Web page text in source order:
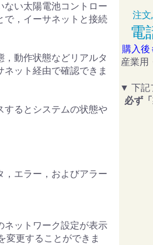
ない太陽電池コントロー
で，イーサネットと接続
動作状態などリアルタ
ット経由で確認できま
するとシステムの状態や
，エラー，およびアラー
ネットワーク設定が表示
変更することができま
注文
電
購入後
産業用
▼ 下記
必ず「